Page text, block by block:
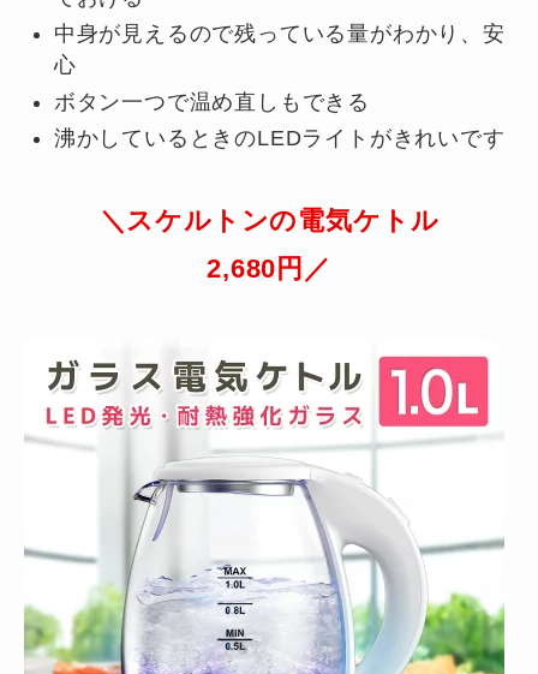
中身が見えるので残っている量がわかり、安
心
ボタン一つで温め直しもできる
沸かしているときのLEDライトがきれいです
＼スケルトンの電気ケトル
2,680円／